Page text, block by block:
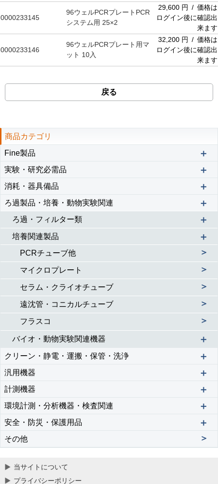
0000233145
96ウェルPCRプレートPCR
システム用 25×2
29,600 円 / 価格は
ログイン後に確認出
来ます
0000233146
96ウェルPCRプレート用マ
ット 10入
32,200 円 / 価格は
ログイン後に確認出
来ます
戻る
商品カテゴリ
Fine製品
＋
実験・研究必需品 ＋
消耗・器具備品 ＋
ろ過製品・培養・動物実験関連 ＋
ろ過・フィルター類 ＋
培養関連製品 ＋
PCRチューブ他 ＞
マイクロプレート ＞
セラム・クライオチューブ ＞
遠沈管・コニカルチューブ ＞
フラスコ ＞
バイオ・動物実験関連機器 ＋
クリーン・静電・運搬・保管・洗浄 ＋
汎用機器 ＋
計測機器 ＋
環境計測・分析機器・検査関連 ＋
安全・防災・保護用品 ＋
その他 ＞
当サイトについて
プライバシーポリシー